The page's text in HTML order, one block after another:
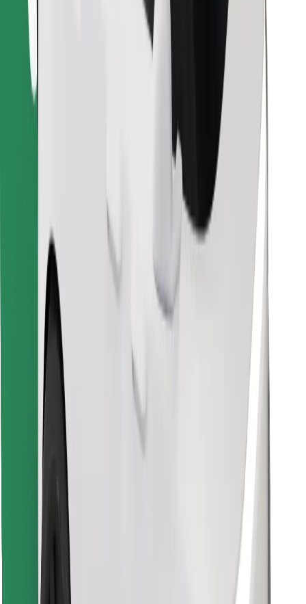
Encontrá tu comida favorita
Descargar la app de Bolt Food